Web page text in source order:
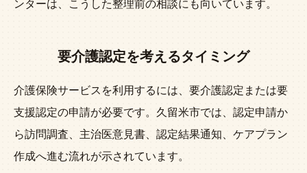
ンターは、こうした整理前の相談にも向いています。
要介護認定を考えるタイミング
介護保険サービスを利用するには、要介護認定または要
支援認定の申請が必要です。久留米市では、認定申請か
ら訪問調査、主治医意見書、認定結果通知、ケアプラン
作成へ進む流れが示されています。